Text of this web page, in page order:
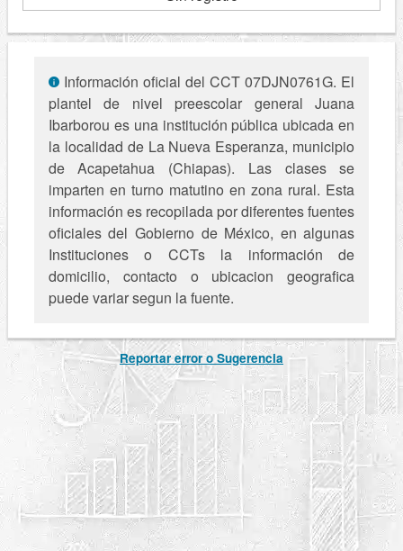
Información oficial del CCT 07DJN0761G. El
plantel de nivel preescolar general Juana
Ibarborou es una institución pública ubicada en
la localidad de La Nueva Esperanza, municipio
de Acapetahua (Chiapas). Las clases se
imparten en turno matutino en zona rural. Esta
información es recopilada por diferentes fuentes
oficiales del Gobierno de México, en algunas
Instituciones o CCTs la información de
domicilio, contacto o ubicacion geografica
puede variar segun la fuente.
Reportar error o Sugerencia